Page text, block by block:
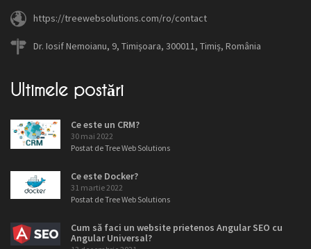
https://treewebsolutions.com/ro/contact
Dr. Iosif Nemoianu, 9, Timișoara, 300011, Timiș, România
Ultimele postări
Ce este un CRM?
30 mai 2022
Postat de Tree Web Solutions
Ce este Docker?
31 martie 2022
Postat de Tree Web Solutions
Cum să faci un website prietenos Angular SEO cu
Angular Universal?